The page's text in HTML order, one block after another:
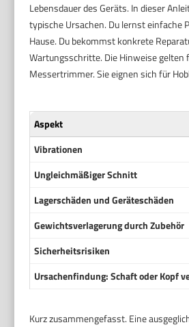
Lebensdauer des Geräts. In dieser
typische Ursachen. Du lernst einfache
Hause. Du bekommst konkrete
Wartungsschritte. Die Hinweise gelten
Messertrimmer. Sie eignen sich für
Aspekt
Vibrationen
Ungleichmäßiger Schnitt
Lagerschäden und Geräteschäden
Gewichtsverlagerung durch Zubehör
Sicherheitsrisiken
Ursachenfindung: Schaft oder Kopf
Kurz zusammengefasst. Eine